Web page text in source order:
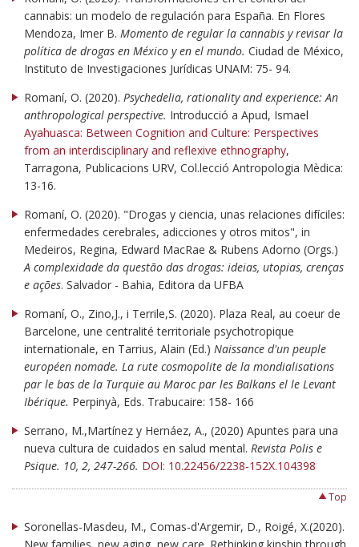
cannabis: un modelo de regulación para España. En Flores
Mendoza, Imer B. Momento de regular la cannabis y revisar la
política de drogas en México y en el mundo. Ciudad de México,
Instituto de Investigaciones Jurídicas UNAM: 75- 94.
Romaní, O. (2020). Psychedelia, rationality and experience: An
anthropological perspective. Introducció a Apud, Ismael
Ayahuasca: Between Cognition and Culture: Perspectives
from an interdisciplinary and reflexive ethnography,
Tarragona, Publicacions URV, Col.lecció Antropologia Mèdica:
13-16.
Romaní, O. (2020). "Drogas y ciencia, unas relaciones difíciles:
enfermedades cerebrales, adicciones y otros mitos", in
Medeiros, Regina, Edward MacRae & Rubens Adorno (Orgs.)
A complexidade da questão das drogas: ideias, utopias, crenças
e ações. Salvador - Bahia, Editora da UFBA
Romaní, O., Zino,J., i Terrile,S. (2020). Plaza Real, au coeur de
Barcelone, une centralité territoriale psychotropique
internationale, en Tarrius, Alain (Ed.) Naissance d'un peuple
européen nomade. La rute cosmopolite de la mondialisations
par le bas de la Turquie au Maroc par les Balkans el le Levant
Ibérique. Perpinyà, Eds. Trabucaire: 158- 166
Serrano, M.,Martínez y Hernáez, A., (2020) Apuntes para una
nueva cultura de cuidados en salud mental. Revista Polis e
Psique. 10, 2, 247-266. DOI: 10.22456/2238-152X.104398
Top
Soronellas-Masdeu, M., Comas-d'Argemir, D., Roigé, X.(2020).